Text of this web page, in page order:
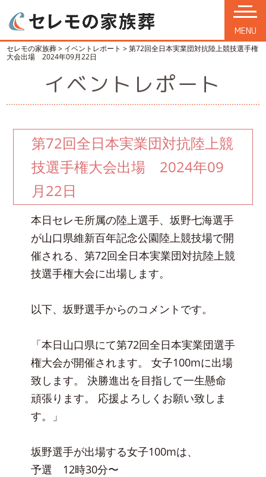
MENU
セレモの家族葬> イベントレポート >第72回全日本実業団対抗陸上競技選手権
大会出場 2024年09月22日
イベントレポート
第72回全日本実業団対抗陸上競
技選手権大会出場 2024年09
月22日
本日セレモ所属の陸上選手、坂野七海選手
が山口県維新百年記念公園陸上競技場で開
催される、第72回全日本実業団対抗陸上競
技選手権大会に出場します。
以下、坂野選手からのコメントです。
「本日山口県にて第72回全日本実業団選手
権大会が開催されます。 女子100mに出場
致します。 決勝進出を目指して一生懸命
頑張ります。 応援よろしくお願い致しま
す。」
坂野選手が出場する女子100mは、
予選 12時30分〜